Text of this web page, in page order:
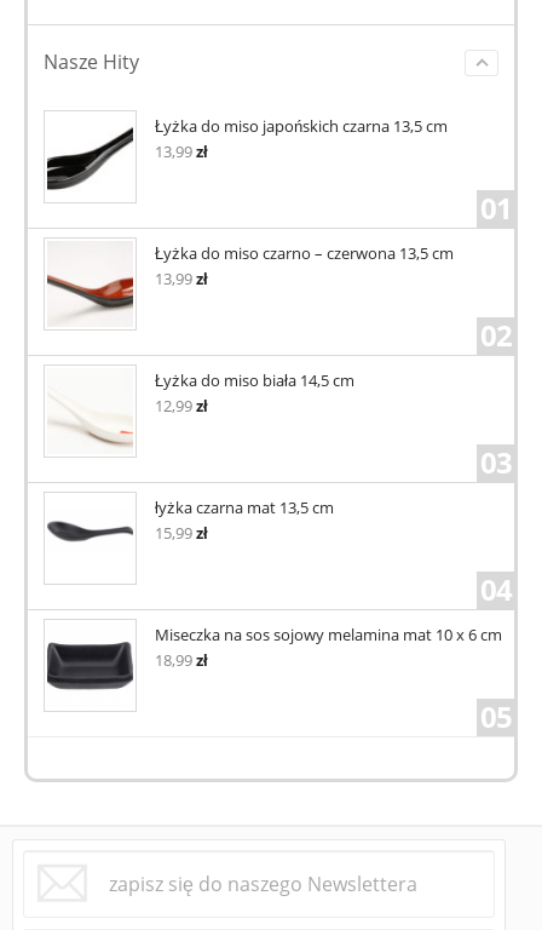
Nasze Hity
Łyżka do miso japońskich czarna 13,5 cm
13,99zł
01
Łyżka do miso czarno – czerwona 13,5 cm
13,99zł
02
Łyżka do miso biała 14,5 cm
12,99zł
03
łyżka czarna mat 13,5 cm
15,99zł
04
Miseczka na sos sojowy melamina mat 10 x 6 cm
18,99zł
05